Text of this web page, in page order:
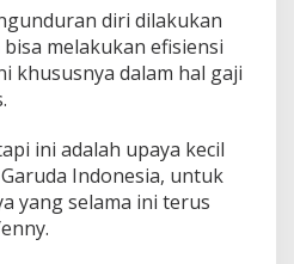
diri dilakukan
melakukan efisiensi
khususnya dalam hal gaji
ini adalah upaya kecil
Indonesia, untuk
yang selama ini terus